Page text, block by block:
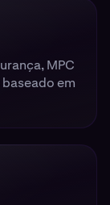
MPC
em